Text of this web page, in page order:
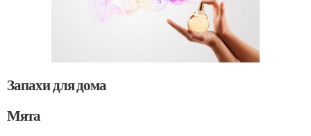
Запахи для дома
Мята